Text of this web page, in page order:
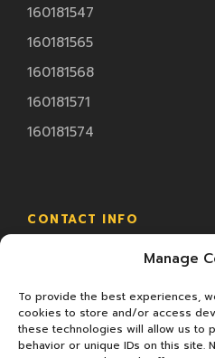
Manage
To provide the best experiences,
cookies to store and/or access
these technologies will allow us to
behavior or unique IDs on this site.
160181547
160181565
160181568
160181571
160181574
CONTACT INFO
18/2 ม.4 ซ.ทรัพย์มหาโชค
จ.สมุทรสาคร